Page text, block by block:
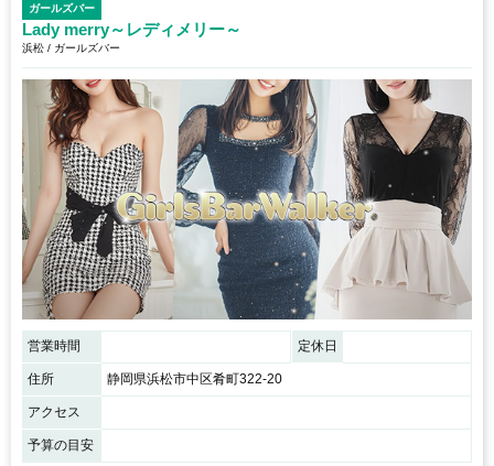
ガールズバー
Lady merry～レディメリー～
浜松 / ガールズバー
営業時間 定休日
住所 静岡県浜松市中区肴町322-20
アクセス
予算の目安